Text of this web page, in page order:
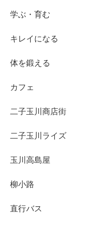
学ぶ・育む
キレイになる
体を鍛える
カフェ
二子玉川商店街
二子玉川ライズ
玉川高島屋
柳小路
直行バス